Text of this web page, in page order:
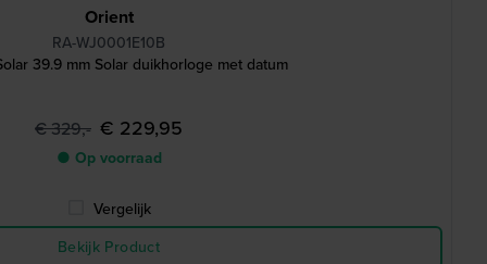
Orient
RA-WJ0001E10B
39.9 mm Solar duikhorloge met datum
€ 329,- € 229,95
● Op voorraad
Vergelijk
Bekijk Product